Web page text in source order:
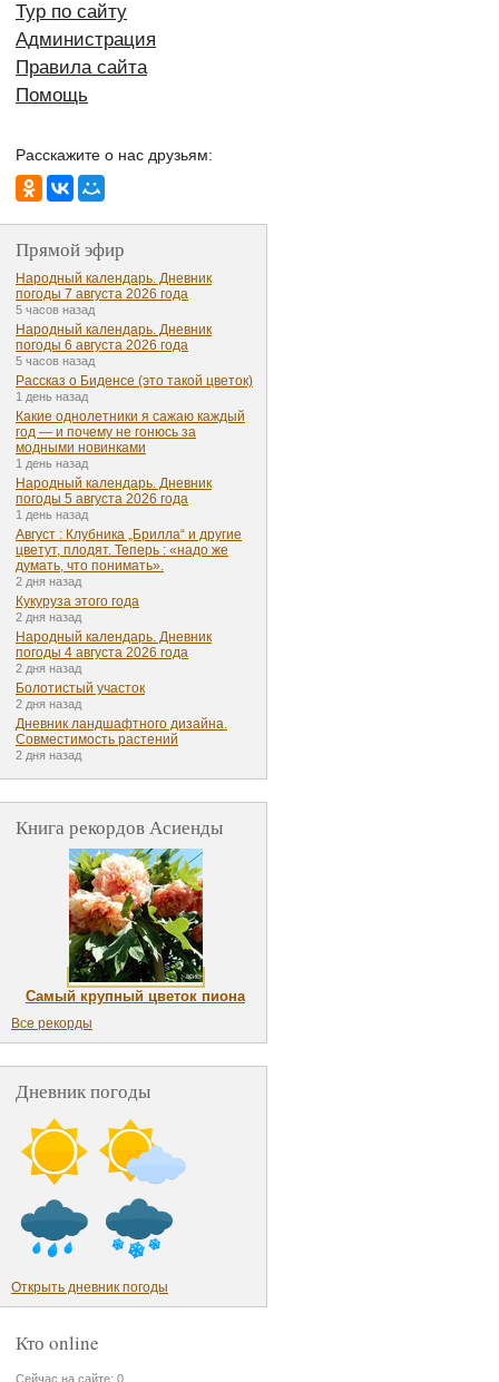
Тур по сайту
Администрация
Правила сайта
Помощь
Расскажите о нас друзьям:
Прямой эфир
Народный календарь. Дневник
погоды 7 августа 2026 года
5 часов назад
Народный календарь. Дневник
погоды 6 августа 2026 года
5 часов назад
Рассказ о Биденсе (это такой цветок)
1 день назад
Какие однолетники я сажаю каждый
год — и почему не гонюсь за
модными новинками
1 день назад
Народный календарь. Дневник
погоды 5 августа 2026 года
1 день назад
Август : Клубника „Брилла“ и другие
цветут, плодят. Теперь : «надо же
думать, что понимать».
2 дня назад
Кукуруза этого года
2 дня назад
Народный календарь. Дневник
погоды 4 августа 2026 года
2 дня назад
Болотистый участок
2 дня назад
Дневник ландшафтного дизайна.
Совместимость растений
2 дня назад
Книга рекордов Асиенды
Самый крупный цветок пиона
Все рекорды
Дневник погоды
Открыть дневник погоды
Кто online
Сейчас на сайте: 0